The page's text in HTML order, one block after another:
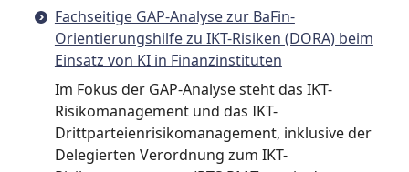
Fachseitige GAP-Analyse zur BaFin-
Orientierungshilfe zu IKT-Risiken (DORA) beim
Einsatz von KI in Finanzinstituten
Im Fokus der GAP-Analyse steht das IKT-
Risikomanagement und das IKT-
Drittparteienrisikomanagement, inklusive der
Delegierten Verordnung zum IKT-